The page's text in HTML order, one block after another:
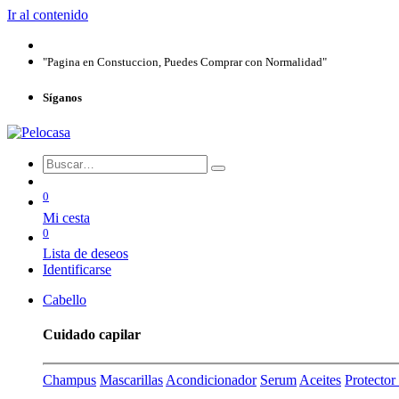
Ir al contenido
"Pagina en Constuccion, Puedes Comprar con Normalidad"
Síganos
0
Mi cesta
0
Lista de deseos
Identificarse
Cabello
Cuidado capilar
Champus Mascarillas Acondicionador Serum Aceites